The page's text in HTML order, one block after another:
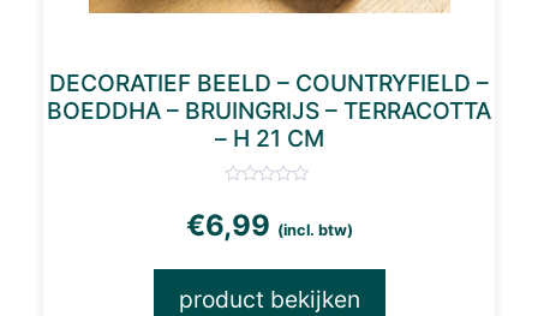
DECORATIEF BEELD – COUNTRYFIELD –
BOEDDHA – BRUINGRIJS – TERRACOTTA
– H 21 CM
€6,99 (incl. btw)
product bekijken